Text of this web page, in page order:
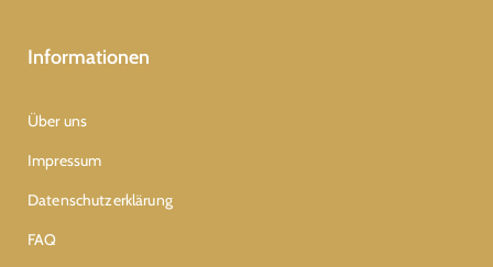
Informationen
Über uns
Impressum
Datenschutzerklärung
FAQ